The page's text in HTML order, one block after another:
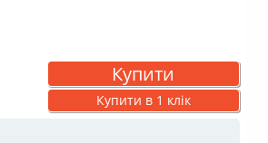
Купити
Купити в 1 клік